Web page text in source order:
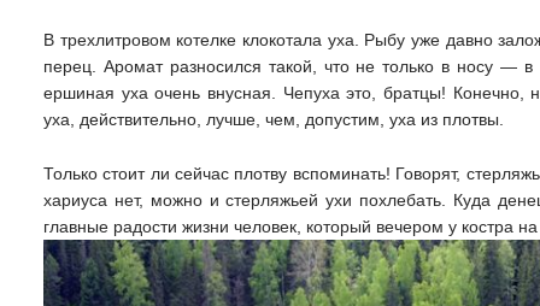
В трехлитровом котелке клокотала уха. Рыбу уже давно
перец. Аромат разносился такой, что не только в носу —
ершиная уха очень внусная. Чепуха это, братцы!
уха, действительно, лучше, чем, допустим, уха из плотвы.
Только стоит ли сейчас плотву вспоминать! Говорят,
хариуса нет, можно и стерляжьей ухи похлебать. Куда
главные радости жизни человек, который вечером у костра